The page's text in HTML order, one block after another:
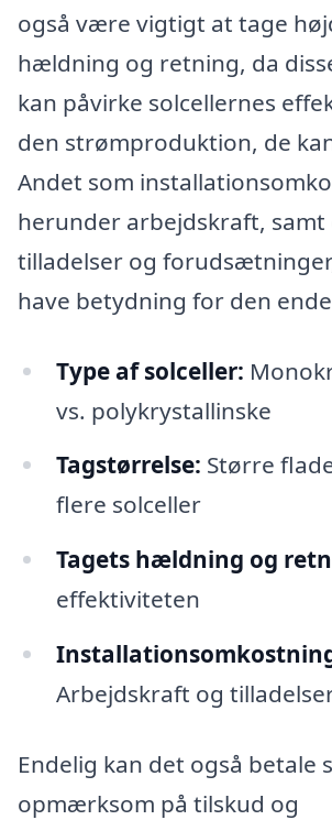
også være vigtigt at tage
hældning og retning, da
kan påvirke solcellernes
den strømproduktion, de
Andet som
herunder arbejdskraft, samt
tilladelser og
have betydning for den
Type af solceller:
vs. polykrystallinske
Tagstørrelse: Større
flere solceller
Tagets hældning og
effektiviteten
Arbejdskraft og
Endelig kan det også betale
opmærksom på tilskud og